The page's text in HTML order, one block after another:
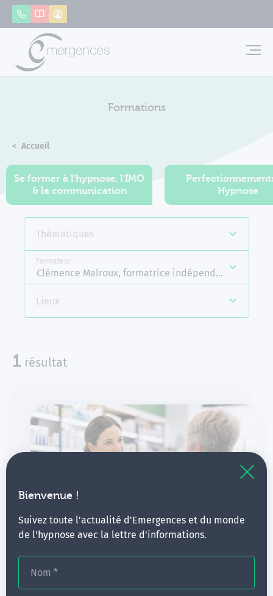
Bienvenue !
Suivez toute l'actualité d'Emergences et du monde
de l'hypnose avec la lettre d'informations.
Nom *
AppelerCatalogue
Formations
Accueil
Se former à l'hypnose, l'IMO
& la communication
Hypnose
Thématiques
Formateur
Clémence Malroux, formatrice indépendante
Lieux
1 résultat
Communication ∙
Communication thérapeutique -
Communication thérapeutique pour les
pharmaciens
Panneau de gestion des cookies